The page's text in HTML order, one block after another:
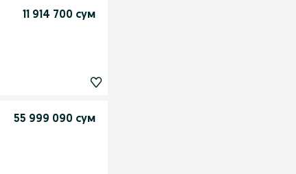
11 914 700 сум
55 999 090 сум